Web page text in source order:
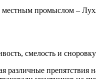
местным промыслом –
смелость и
различные препятствия